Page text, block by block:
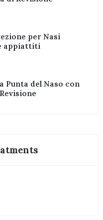
per Nasi
appiattiti
Punta del Naso con